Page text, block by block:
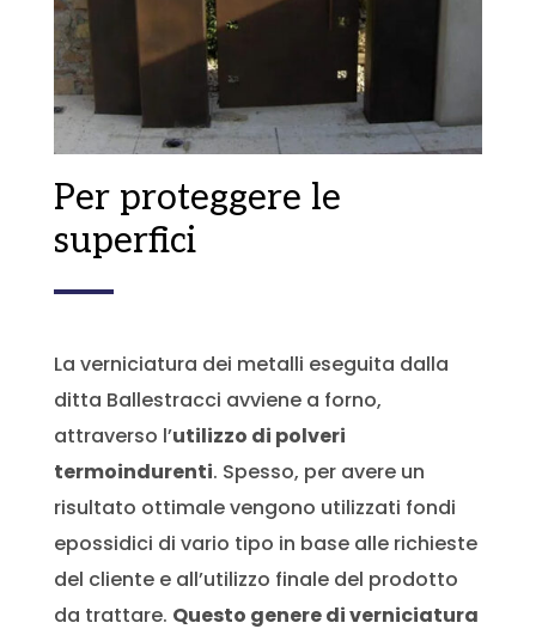
Per proteggere le
superfici
La verniciatura dei metalli eseguita dalla
ditta Ballestracci avviene a forno,
attraverso l’utilizzo di polveri
termoindurenti. Spesso, per avere un
risultato ottimale vengono utilizzati fondi
epossidici di vario tipo in base alle richieste
del cliente e all’utilizzo finale del prodotto
da trattare. Questo genere di verniciatura